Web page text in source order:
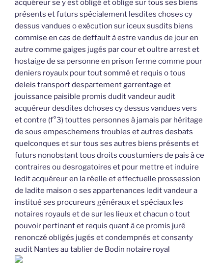
acquéreur se y est obligé et oblige sur tous ses biens
présents et futurs spécialement lesdites choses cy
dessus vandues o exécution sur iceux susdits biens
commise en cas de deffault à estre vandus de jour en
autre comme gaiges jugés par cour et oultre arrest et
hostaige de sa personne en prison ferme comme pour
deniers royaulx pour tout sommé et requis o tous
deleis transport despartement garrentage et
jouissance paisible promis dudit vandeur audit
acquéreur desdites dchoses cy dessus vandues vers
et contre (f°3) touttes personnes à jamais par héritage
de sous empeschemens troubles et autres desbats
quelconques et sur tous ses autres biens présents et
futurs nonobstant tous droits coustumiers de pais à ce
contraires ou desrogatoires et pour mettre et induire
ledit acquéreur en la réelle et effectuelle prossession
de ladite maison o ses appartenances ledit vandeur a
institué ses procureurs généraux et spéciaux les
notaires royauls et de sur les lieux et chacun o tout
pouvoir pertinant et requis quant à ce promis juré
renonczé obligés jugés et condempnés et consanty
audit Nantes au tablier de Bodin notaire royal